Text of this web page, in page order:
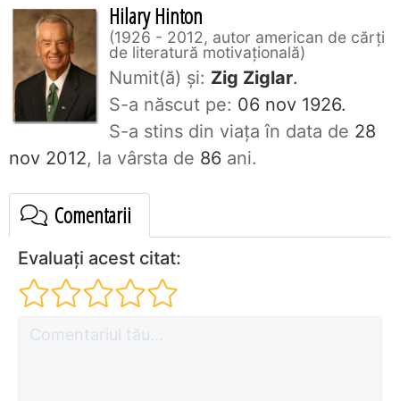
Hilary Hinton
1926 - 2012, autor american de cărți
de literatură motivațională
Numit(ă) și: Zig Ziglar.
S-a născut pe: 06 nov 1926.
S-a stins din viaţa în data de 28
nov 2012, la vârsta de 86 ani.
Comentarii
Evaluați acest citat: